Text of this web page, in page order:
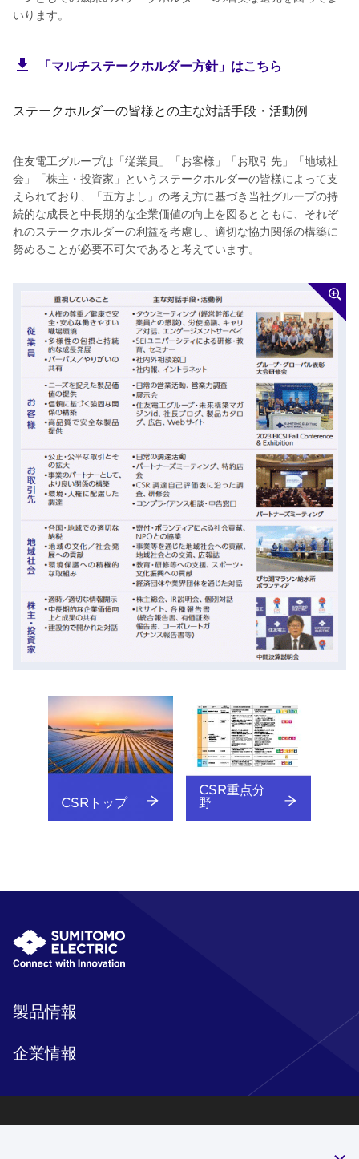
いります。
「マルチステークホルダー方針」はこちら
ステークホルダーの皆様との主な対話手段・活動例
住友電工グループは「従業員」「お客様」「お取引先」「地域社
会」「株主・投資家」というステークホルダーの皆様によって支
えられており、「五方よし」の考え方に基づき当社グループの持
続的な成長と中長期的な企業価値の向上を図るとともに、それぞ
れのステークホルダーの利益を考慮し、適切な協力関係の構築に
努めることが必要不可欠であると考えています。
CSRトップ
CSR重点分
野
製品情報
企業情報